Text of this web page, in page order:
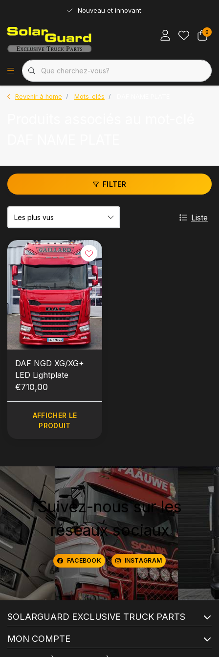
Nouveau et innovant
0
Revenir à home Mots-clés
FILTER
Liste
DAF NGD XG/XG+
LED Lightplate
€710,00
AFFICHER LE
PRODUIT
Suivez-nous sur les
réseaux sociaux
FACEBOOK INSTAGRAM
SOLARGUARD EXCLUSIVE TRUCK PARTS
MON COMPTE